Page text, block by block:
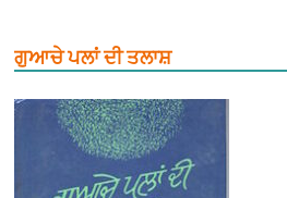
ਗੁਆਚੇ ਪਲਾਂ ਦੀ ਤਲਾਸ਼